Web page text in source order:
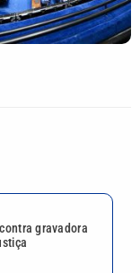
gravadora